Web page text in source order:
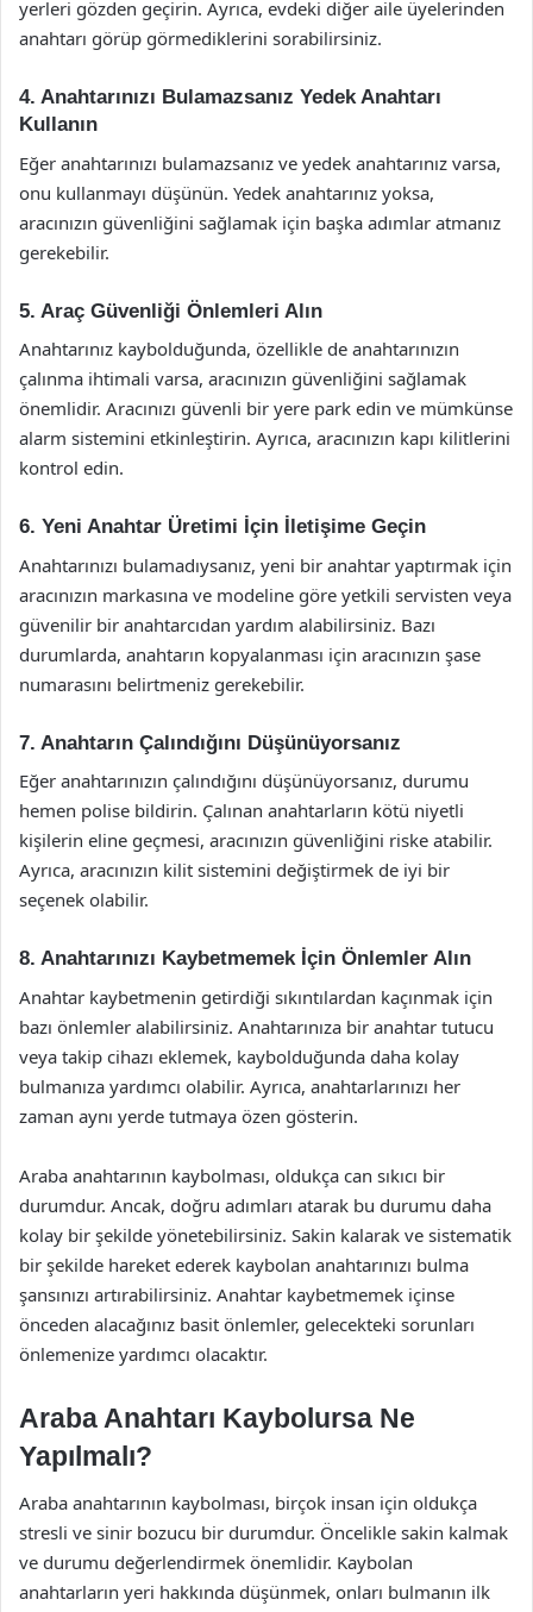
yerleri gözden geçirin. Ayrıca, evdeki diğer aile üyelerinden
anahtarı görüp görmediklerini sorabilirsiniz.
4. Anahtarınızı Bulamazsanız Yedek Anahtarı
Kullanın
Eğer anahtarınızı bulamazsanız ve yedek anahtarınız varsa,
onu kullanmayı düşünün. Yedek anahtarınız yoksa,
aracınızın güvenliğini sağlamak için başka adımlar atmanız
gerekebilir.
5. Araç Güvenliği Önlemleri Alın
Anahtarınız kaybolduğunda, özellikle de anahtarınızın
çalınma ihtimali varsa, aracınızın güvenliğini sağlamak
önemlidir. Aracınızı güvenli bir yere park edin ve mümkünse
alarm sistemini etkinleştirin. Ayrıca, aracınızın kapı kilitlerini
kontrol edin.
6. Yeni Anahtar Üretimi İçin İletişime Geçin
Anahtarınızı bulamadıysanız, yeni bir anahtar yaptırmak için
aracınızın markasına ve modeline göre yetkili servisten veya
güvenilir bir anahtarcıdan yardım alabilirsiniz. Bazı
durumlarda, anahtarın kopyalanması için aracınızın şase
numarasını belirtmeniz gerekebilir.
7. Anahtarın Çalındığını Düşünüyorsanız
Eğer anahtarınızın çalındığını düşünüyorsanız, durumu
hemen polise bildirin. Çalınan anahtarların kötü niyetli
kişilerin eline geçmesi, aracınızın güvenliğini riske atabilir.
Ayrıca, aracınızın kilit sistemini değiştirmek de iyi bir
seçenek olabilir.
8. Anahtarınızı Kaybetmemek İçin Önlemler Alın
Anahtar kaybetmenin getirdiği sıkıntılardan kaçınmak için
bazı önlemler alabilirsiniz. Anahtarınıza bir anahtar tutucu
veya takip cihazı eklemek, kaybolduğunda daha kolay
bulmanıza yardımcı olabilir. Ayrıca, anahtarlarınızı her
zaman aynı yerde tutmaya özen gösterin.
Araba anahtarının kaybolması, oldukça can sıkıcı bir
durumdur. Ancak, doğru adımları atarak bu durumu daha
kolay bir şekilde yönetebilirsiniz. Sakin kalarak ve sistematik
bir şekilde hareket ederek kaybolan anahtarınızı bulma
şansınızı artırabilirsiniz. Anahtar kaybetmemek içinse
önceden alacağınız basit önlemler, gelecekteki sorunları
önlemenize yardımcı olacaktır.
Araba Anahtarı Kaybolursa Ne
Yapılmalı?
Araba anahtarının kaybolması, birçok insan için oldukça
stresli ve sinir bozucu bir durumdur. Öncelikle sakin kalmak
ve durumu değerlendirmek önemlidir. Kaybolan
anahtarların yeri hakkında düşünmek, onları bulmanın ilk